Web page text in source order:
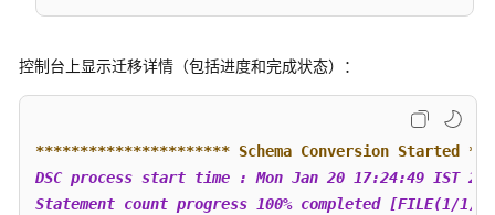
议
（SLA）
白
皮
书
控制台上显示迁移详情（包括进度和完成状态）：
********************** Schema Conversion Started **
DSC process start time : Mon Jan 20 17:24:49 IST
Statement count progress 100% completed